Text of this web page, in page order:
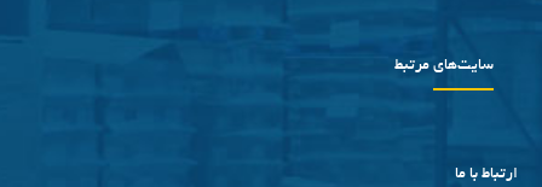
سایت‌های مرتبط
ارتباط با ما